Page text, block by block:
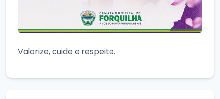
Valorize, cuide e respeite.